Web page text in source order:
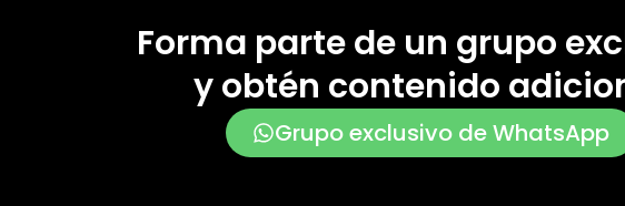
Forma parte de un grupo
y obtén contenido
Grupo exclusivo de WhatsApp